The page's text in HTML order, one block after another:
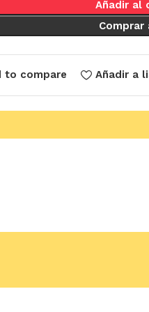
Añadir al
Comprar
to compare Añadir a